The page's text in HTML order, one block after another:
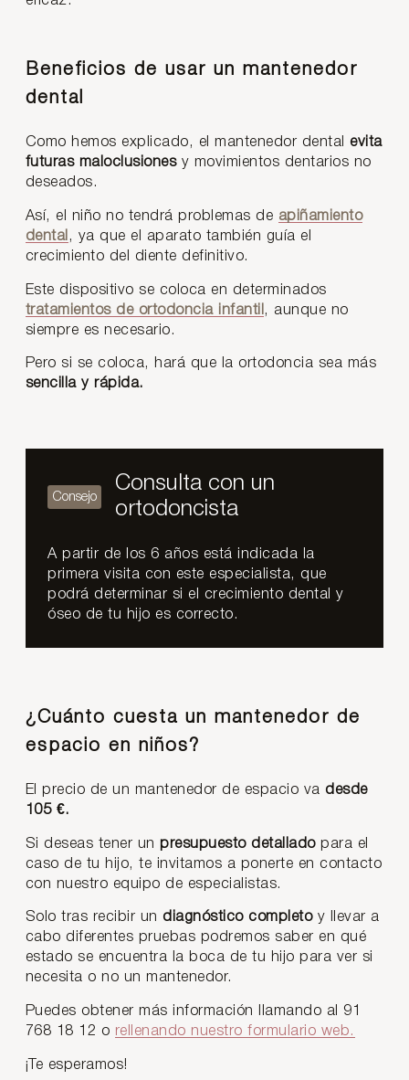
Beneficios de usar un mantenedor
dental
Como hemos explicado, el mantenedor dental evita
futuras maloclusionesy movimientos dentarios no
deseados.
Así, el niño no tendrá problemas de apiñamiento
dental , ya que el aparato también guía el
crecimiento del diente definitivo.
Este dispositivo se coloca en determinados
tratamientos de ortodoncia infantil , aunque no
siempre es necesario.
Pero si se coloca, hará que la ortodoncia sea más
sencilla y rápida.
Consulta con un
ortodoncista
A partir de los 6 años está indicada la
primera visita con este especialista, que
podrá determinar si el crecimiento dental y
óseo de tu hijo es correcto.
¿Cuánto cuesta un mantenedor de
espacio en niños?
El precio de un mantenedor de espacio va desde
105 €.
Si deseas tener unpresupuesto detalladopara el
caso de tu hijo, te invitamos a ponerte en contacto
con nuestro equipo de especialistas.
Solo tras recibir un diagnóstico completo y llevar a
cabo diferentes pruebas podremos saber en qué
estado se encuentra la boca de tu hijo para ver si
necesita o no un mantenedor.
Puedes obtener más información llamando al 91
768 18 12 o rellenando nuestro formulario web.
¡Te esperamos!